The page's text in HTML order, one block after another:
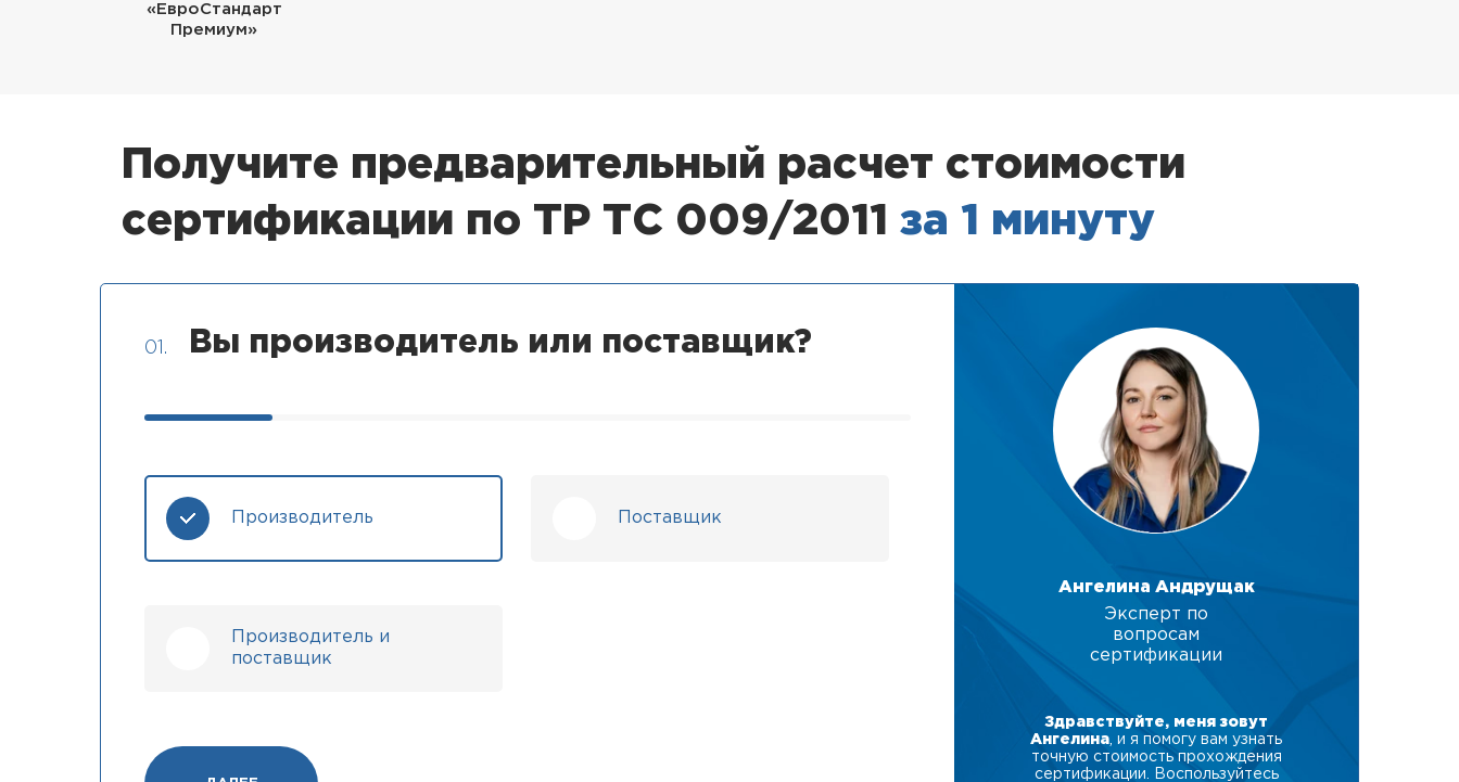
«ЕвроСтандарт
Премиум»
Получите предварительный расчет стоимости
сертификации по ТР ТС 009/2011 за 1 минуту
01. Вы производитель или поставщик?
Производитель Поставщик
Производитель и
поставщик
Ангелина Андрущак
Эксперт по
вопросам
сертификации
Здравствуйте, меня зовут
Ангелина , и я помогу вам узнать
точную стоимость прохождения
сертификации. Воспользуйтесь